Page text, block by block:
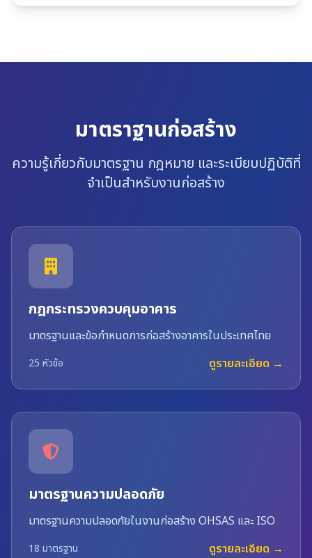
มาตราฐานก่อสร้าง
ความรู้เกี่ยวกับมาตรฐาน กฎหมาย และระเบียบปฏิบัติที่
จำเป็นสำหรับงานก่อสร้าง
กฎกระทรวงควบคุมอาคาร
มาตรฐานและข้อกำหนดการก่อสร้างอาคารในประเทศไทย
25 หัวข้อ ดูรายละเอียด →
มาตรฐานความปลอดภัย
มาตรฐานความปลอดภัยในงานก่อสร้าง OHSAS และ ISO
18 มาตรฐาน ดูรายละเอียด →